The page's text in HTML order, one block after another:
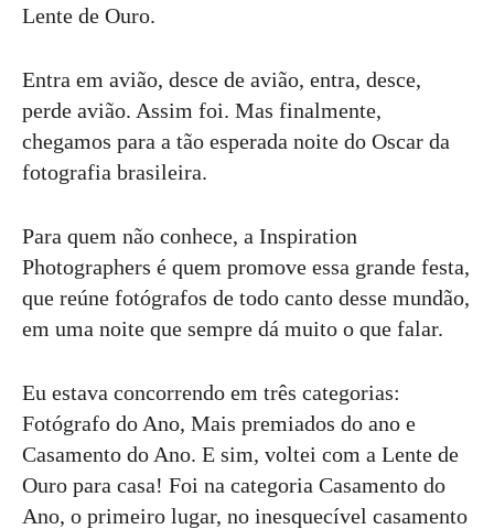
Lente de Ouro.
Entra em avião, desce de avião, entra, desce,
perde avião. Assim foi. Mas finalmente,
chegamos para a tão esperada noite do Oscar da
fotografia brasileira.
Para quem não conhece, a Inspiration
Photographers é quem promove essa grande festa,
que reúne fotógrafos de todo canto desse mundão,
em uma noite que sempre dá muito o que falar.
Eu estava concorrendo em três categorias:
Fotógrafo do Ano, Mais premiados do ano e
Casamento do Ano. E sim, voltei com a Lente de
Ouro para casa! Foi na categoria Casamento do
Ano, o primeiro lugar, no inesquecível casamento